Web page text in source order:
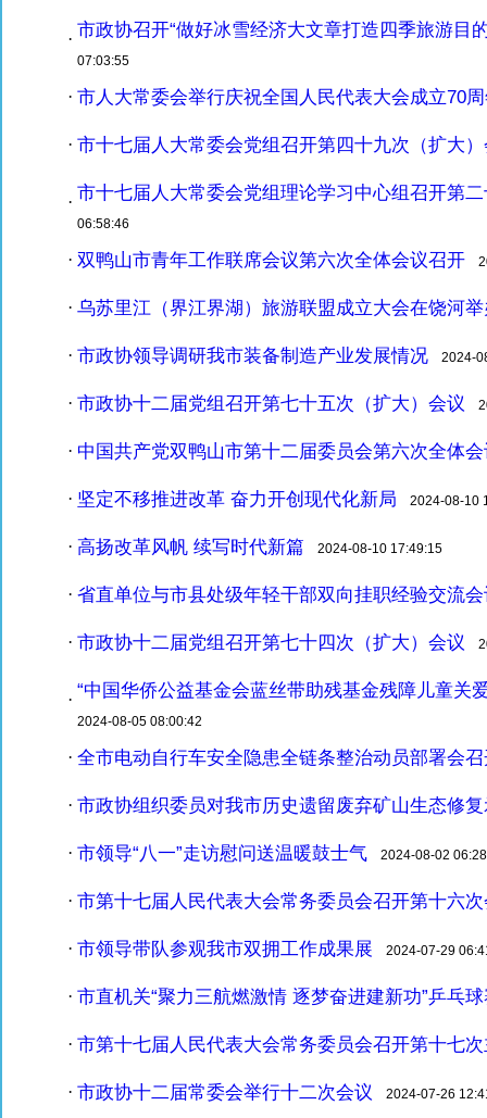
· 市政协召开“做好冰雪经济大文章打造四季旅游目
07:03:55
· 市人大常委会举行庆祝全国人民代表大会成立70
· 市十七届人大常委会党组召开第四十九次（扩大
· 市十七届人大常委会党组理论学习中心组召开第
06:58:46
· 双鸭山市青年工作联席会议第六次全体会议召开
· 乌苏里江（界江界湖）旅游联盟成立大会在饶河
· 市政协领导调研我市装备制造产业发展情况 2024-
· 市政协十二届党组召开第七十五次（扩大）会议
· 中国共产党双鸭山市第十二届委员会第六次全体
· 坚定不移推进改革 奋力开创现代化新局 2024-08-10
· 高扬改革风帆 续写时代新篇 2024-08-10 17:49:15
· 省直单位与市县处级年轻干部双向挂职经验交流
· 市政协十二届党组召开第七十四次（扩大）会议
· “中国华侨公益基金会蓝丝带助残基金残障儿童关
2024-08-05 08:00:42
· 全市电动自行车安全隐患全链条整治动员部署会
· 市政协组织委员对我市历史遗留废弃矿山生态修
· 市领导“八一”走访慰问送温暖鼓士气 2024-08-02
· 市第十七届人民代表大会常务委员会召开第十六
· 市领导带队参观我市双拥工作成果展 2024-07-29
· 市直机关“聚力三航燃激情 逐梦奋进建新功”乒乓
· 市第十七届人民代表大会常务委员会召开第十七
· 市政协十二届常委会举行十二次会议 2024-07-26